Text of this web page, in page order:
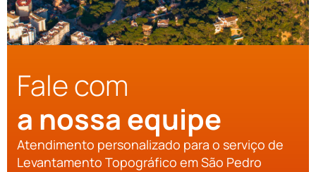
Fale com
a nossa equipe
Atendimento personalizado para o serviço de
Levantamento Topográfico em São Pedro